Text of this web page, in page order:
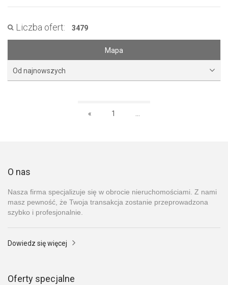
Liczba ofert: 3479
Mapa
Od najnowszych
« 1
O nas
Nasza firma specjalizuje się w obrocie nieruchomościami. Z nami
masz pewność, że Twoja transakcja zostanie przeprowadzona
szybko i profesjonalnie.
Dowiedz się więcej
Oferty specjalne